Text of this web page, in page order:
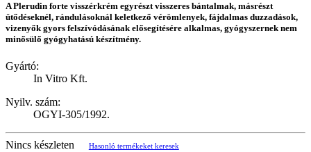
A Plerudin forte visszérkrém egyrészt visszeres bántalmak, másrészt
ütődéseknél, rándulásoknál keletkező vérömlenyek, fájdalmas duzzadások,
vizenyők gyors felszívódásának elősegítésére alkalmas, gyógyszernek nem
minősülő gyógyhatású készítmény.
Gyártó:
In Vitro Kft.
Nyilv. szám:
OGYI-305/1992.
Nincs készleten Hasonló termékeket keresek